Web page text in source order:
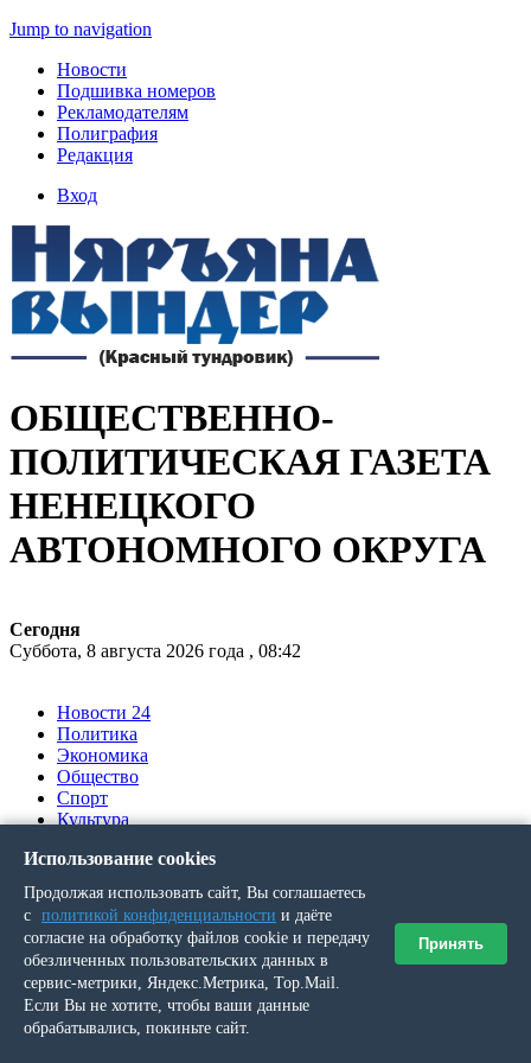
Jump to navigation
Новости
Подшивка номеров
Рекламодателям
Полиграфия
Редакция
Вход
ОБЩЕСТВЕННО-
ПОЛИТИЧЕСКАЯ ГАЗЕТА
НЕНЕЦКОГО
АВТОНОМНОГО ОКРУГА
Сегодня
Суббота, 8 августа 2026 года , 08:42
Новости 24
Политика
Экономика
Общество
Спорт
Культура
Ялумд’’
Вы здесь
Главная
Выпуск № 6 (20065) от 23 января 2014 г.
Использование cookies
Продолжая использовать сайт, Вы соглашаетесь
с политикой конфиденциальности и даёте
согласие на обработку файлов cookie и передачу
обезличенных пользовательских данных в
сервис-метрики, Яндекс.Метрика, Top.Mail.
Если Вы не хотите, чтобы ваши данные
обрабатывались, покиньте сайт.
Принять